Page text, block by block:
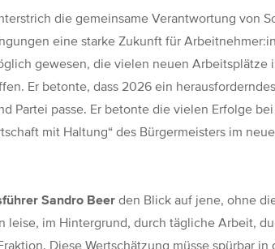
die gemeinsame Verantwortung von
eine starke Zukunft für
gewesen, die vielen neuen Arbeitsplätze
Er betonte, dass 2026 ein
Partei passe. Er betonte die vielen Erfolge
mit Haltung“ des Bürgermeisters im
Sandro Beerden Blick auf jene, ohne
leise, im Hintergrund, durch tägliche Arbeit,